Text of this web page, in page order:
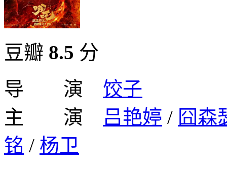
豆瓣 8.5 分
导 演 饺子
主 演
吕艳婷 / 囧森
铭 / 杨卫